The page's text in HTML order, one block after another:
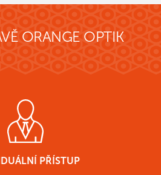
ORANGE OPTIK
PŘÍSTUP